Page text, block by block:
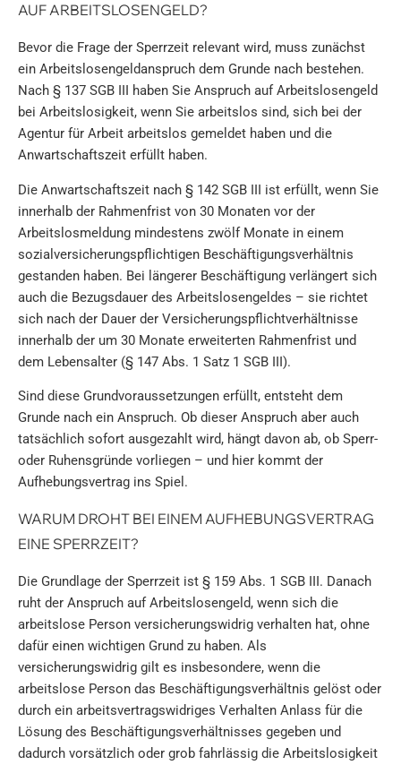
AUF ARBEITSLOSENGELD?
Bevor die Frage der Sperrzeit relevant wird, muss zunächst
ein Arbeitslosengeldanspruch dem Grunde nach bestehen.
Nach § 137 SGB III haben Sie Anspruch auf Arbeitslosengeld
bei Arbeitslosigkeit, wenn Sie arbeitslos sind, sich bei der
Agentur für Arbeit arbeitslos gemeldet haben und die
Anwartschaftszeit erfüllt haben.
Die Anwartschaftszeit nach § 142 SGB III ist erfüllt, wenn Sie
innerhalb der Rahmenfrist von 30 Monaten vor der
Arbeitslosmeldung mindestens zwölf Monate in einem
sozialversicherungspflichtigen Beschäftigungsverhältnis
gestanden haben. Bei längerer Beschäftigung verlängert sich
auch die Bezugsdauer des Arbeitslosengeldes – sie richtet
sich nach der Dauer der Versicherungspflichtverhältnisse
innerhalb der um 30 Monate erweiterten Rahmenfrist und
dem Lebensalter (§ 147 Abs. 1 Satz 1 SGB III).
Sind diese Grundvoraussetzungen erfüllt, entsteht dem
Grunde nach ein Anspruch. Ob dieser Anspruch aber auch
tatsächlich sofort ausgezahlt wird, hängt davon ab, ob Sperr-
oder Ruhensgründe vorliegen – und hier kommt der
Aufhebungsvertrag ins Spiel.
WARUM DROHT BEI EINEM AUFHEBUNGSVERTRAG
EINE SPERRZEIT?
Die Grundlage der Sperrzeit ist § 159 Abs. 1 SGB III. Danach
ruht der Anspruch auf Arbeitslosengeld, wenn sich die
arbeitslose Person versicherungswidrig verhalten hat, ohne
dafür einen wichtigen Grund zu haben. Als
versicherungswidrig gilt es insbesondere, wenn die
arbeitslose Person das Beschäftigungsverhältnis gelöst oder
durch ein arbeitsvertragswidriges Verhalten Anlass für die
Lösung des Beschäftigungsverhältnisses gegeben und
dadurch vorsätzlich oder grob fahrlässig die Arbeitslosigkeit